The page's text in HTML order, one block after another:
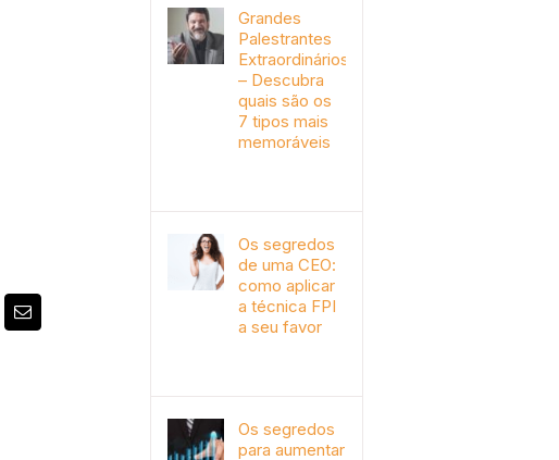
Grandes
Palestrantes
Extraordinários
– Descubra
quais são os
7 tipos mais
memoráveis
Os segredos
de uma CEO:
como aplicar
a técnica FPI
a seu favor
Os segredos
para aumentar